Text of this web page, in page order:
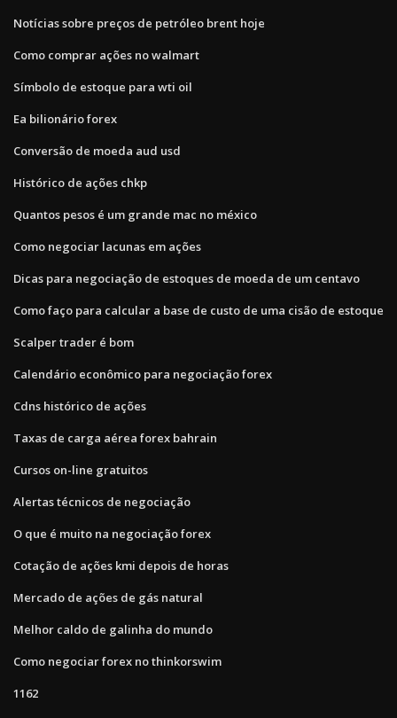
Notícias sobre preços de petróleo brent hoje
Como comprar ações no walmart
Símbolo de estoque para wti oil
Ea bilionário forex
Conversão de moeda aud usd
Histórico de ações chkp
Quantos pesos é um grande mac no méxico
Como negociar lacunas em ações
Dicas para negociação de estoques de moeda de um centavo
Como faço para calcular a base de custo de uma cisão de estoque
Scalper trader é bom
Calendário econômico para negociação forex
Cdns histórico de ações
Taxas de carga aérea forex bahrain
Cursos on-line gratuitos
Alertas técnicos de negociação
O que é muito na negociação forex
Cotação de ações kmi depois de horas
Mercado de ações de gás natural
Melhor caldo de galinha do mundo
Como negociar forex no thinkorswim
1162